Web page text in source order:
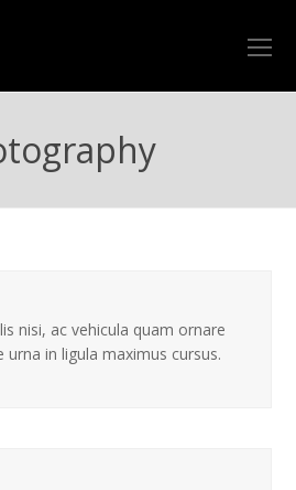
nisi, ac vehicula quam ornare
urna in ligula maximus cursus.